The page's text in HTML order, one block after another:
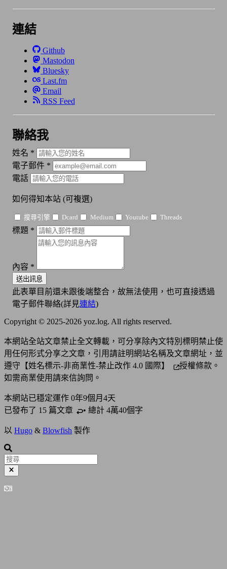
連結
Github
Mastodon
Bluesky
Last.fm
Email
RSS Feed
聯絡我
姓名 *
電子郵件 *
電話
如何得知本站 (可複選)
搜尋引擎 Dcard Medium Youtube Threads
標題 *
內容 *
送出訊息
此表單目前還未跟後端整合，故無法使用，也可直接透過
電子郵件聯絡(詳見連結)
Copyright © 2025-2026 yoz.log. All rights reserved.
本網站全站文章禁止全文轉載，可分享除內文特別標明禁止使
用任何形式分享之文章，引用請註明網站名稱及文章網址，並
遵守 【姓名標示-非商業性-禁止改作 4.0 國際】
授權條款。
如需商業使用請來信詢問。
本網站已穩定運作 0年9個月4天
已發布了 15 篇文章 • 總計 4萬40個字
以 Hugo & Blowfish 製作